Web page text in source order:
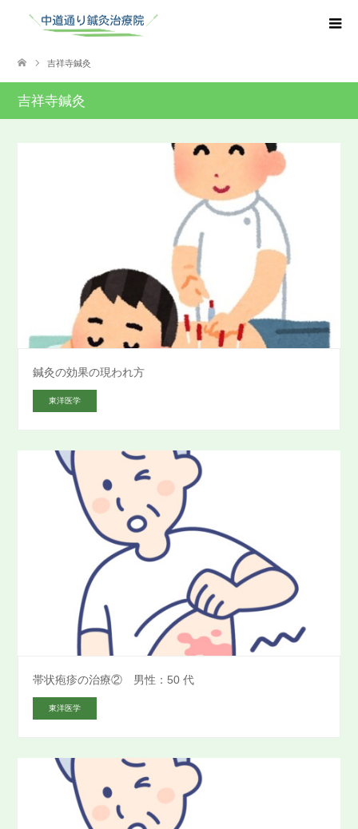
吉祥寺鍼灸
吉祥寺鍼灸
鍼灸の効果の現われ方
東洋医学
帯状疱疹の治療② 男性：50 代
東洋医学